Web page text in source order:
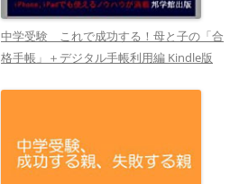
中学受験 これで成功する！母と子の「合
格手帳」＋デジタル手帳利用編 Kindle版